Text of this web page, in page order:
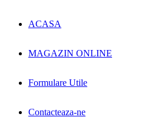
ACASA
MAGAZIN ONLINE
Formulare Utile
Contacteaza-ne